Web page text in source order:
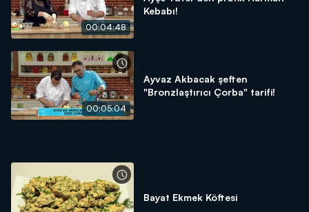
00:04:48
Kebabı!
00:05:04
Ayvaz Akbacak şeften
"Bronzlaştırıcı Çorba" tarifi!
Bayat Ekmek Köftesi